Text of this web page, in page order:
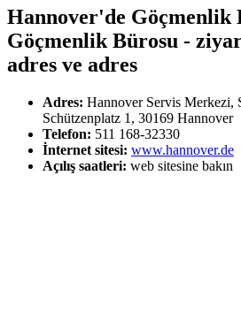
Hannover'de Göçmenlik
Göçmenlik Bürosu -
adres ve adres
Adres: Hannover Servis Merkezi,
Schützenplatz 1, 30169 Hannover
Telefon: 511 168-32330
İnternet sitesi: www.hannover.de
Açılış saatleri: web sitesine bakın